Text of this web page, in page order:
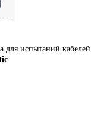
для испытаний